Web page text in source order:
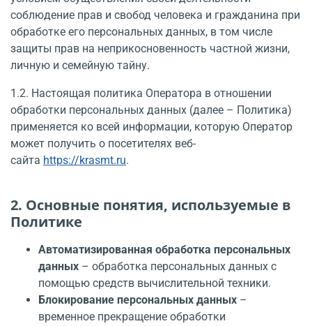
соблюдение прав и свобод человека и гражданина при
обработке его персональных данных, в том числе
защиты прав на неприкосновенность частной жизни,
личную и семейную тайну.
1.2. Настоящая политика Оператора в отношении
обработки персональных данных (далее – Политика)
применяется ко всей информации, которую Оператор
может получить о посетителях веб-
сайта https://krasmt.ru.
2. Основные понятия, используемые в
Политике
Автоматизированная обработка персональных
данных – обработка персональных данных с
помощью средств вычислительной техники.
Блокирование персональных данных –
временное прекращение обработки